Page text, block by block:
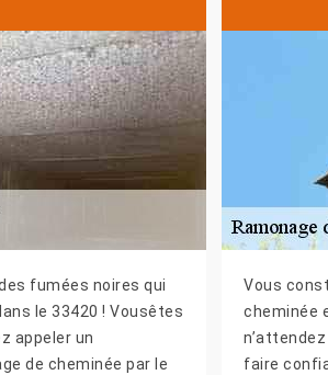
fumées noires qui
le 33420 ! Vousêtes
appeler un
de cheminée par le
Vous
cheminée
faire